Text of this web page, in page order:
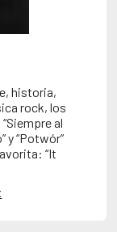
historia,
rock, los
al
y “Potwór”
“It